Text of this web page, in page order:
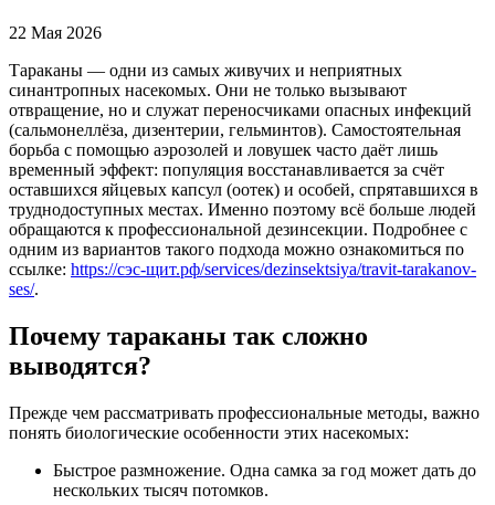
22 Мая 2026
Тараканы — одни из самых живучих и неприятных
синантропных насекомых. Они не только вызывают
отвращение, но и служат переносчиками опасных инфекций
(сальмонеллёза, дизентерии, гельминтов). Самостоятельная
борьба с помощью аэрозолей и ловушек часто даёт лишь
временный эффект: популяция восстанавливается за счёт
оставшихся яйцевых капсул (оотек) и особей, спрятавшихся в
труднодоступных местах. Именно поэтому всё больше людей
обращаются к профессиональной дезинсекции. Подробнее с
одним из вариантов такого подхода можно ознакомиться по
ссылке: https://сэс-щит.рф/services/dezinsektsiya/travit-tarakanov-
ses/.
Почему тараканы так сложно
выводятся?
Прежде чем рассматривать профессиональные методы, важно
понять биологические особенности этих насекомых:
Быстрое размножение. Одна самка за год может дать до
нескольких тысяч потомков.